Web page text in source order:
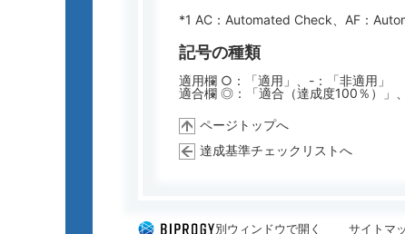
*1 AC： Automated Check 、AF：
記号の種類
適用欄 ○：「適用」、-：「非適用」
適合欄 ◎：「適合（達成度100％）」
ページトップへ
達成基準チェックリストへ
別ウィンドウで開く サイトマ